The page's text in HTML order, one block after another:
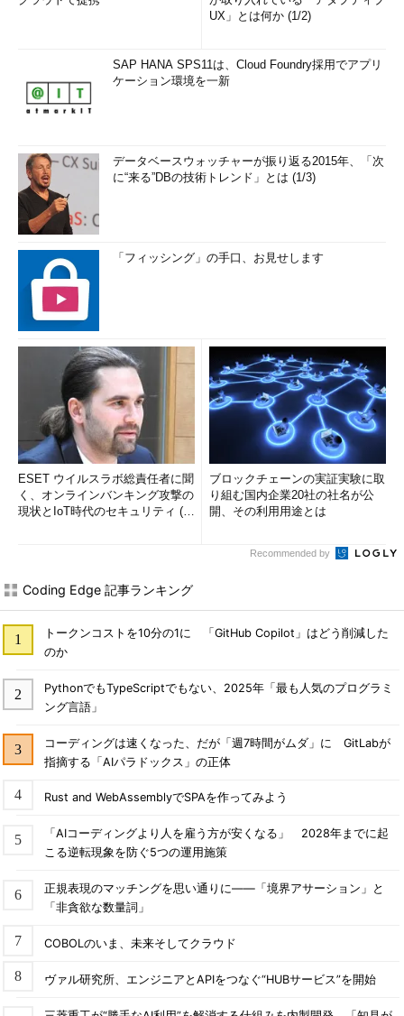
UX」とは何か (1/2)
SAP HANA SPS11は、Cloud Foundry採用でアプリ
ケーション環境を一新
データベースウォッチャーが振り返る2015年、「次
に“来る”DBの技術トレンド」とは (1/3)
「フィッシング」の手口、お見せします
ESET ウイルスラボ総責任者に聞
く、オンラインバンキング攻撃の
現状とIoT時代のセキュリティ (1/
ブロックチェーンの実証実験に取
り組む国内企業20社の社名が公
開、その利用用途とは
Recommended by
Coding Edge 記事ランキング
トークンコストを10分の1に 「GitHub Copilot」はどう削減した
のか
PythonでもTypeScriptでもない、2025年「最も人気のプログラミ
ング言語」
コーディングは速くなった、だが「週7時間がムダ」に GitLabが
指摘する「AIパラドックス」の正体
Rust and WebAssemblyでSPAを作ってみよう
「AIコーディングより人を雇う方が安くなる」 2028年までに起
こる逆転現象を防ぐ5つの運用施策
正規表現のマッチングを思い通りに――「境界アサーション」と
「非貪欲な数量詞」
COBOLのいま、未来そしてクラウド
ヴァル研究所、エンジニアとAPIをつなぐ“HUBサービス”を開始